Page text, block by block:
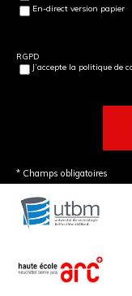
En-direct version papier
RGPD
J’accepte la politique de
* Champs obligatoires